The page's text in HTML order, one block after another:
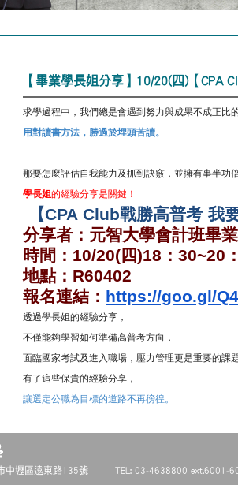
【畢業學長姐分享】10/20(四)【CPA
求學過程中，我們總是會遇到努力與成果不成正比
用對讀書方法，勝過於埋頭苦讀。
那要怎麼評估自我能力及抓到訣竅，並擁有事半功
學長姐的經驗分享是關鍵！
【CPA Club戰勝高普考 我
分享者：元智大學會計班畢
時間： 10/20( 四)18 ： 30~20
地點： R60402
報名連結： https://goo.gl/
透過學長姐的經驗分享，
不僅能夠學習如何準備高普考方向，
面臨國家考試及進入職場，壓力管理更是重要的課
有了這些保貴的經驗分享，
讓選定公職為目標的道路不再徬徨。
中壢區遠東路135號 TEL: 03-4638800 ext.6001-